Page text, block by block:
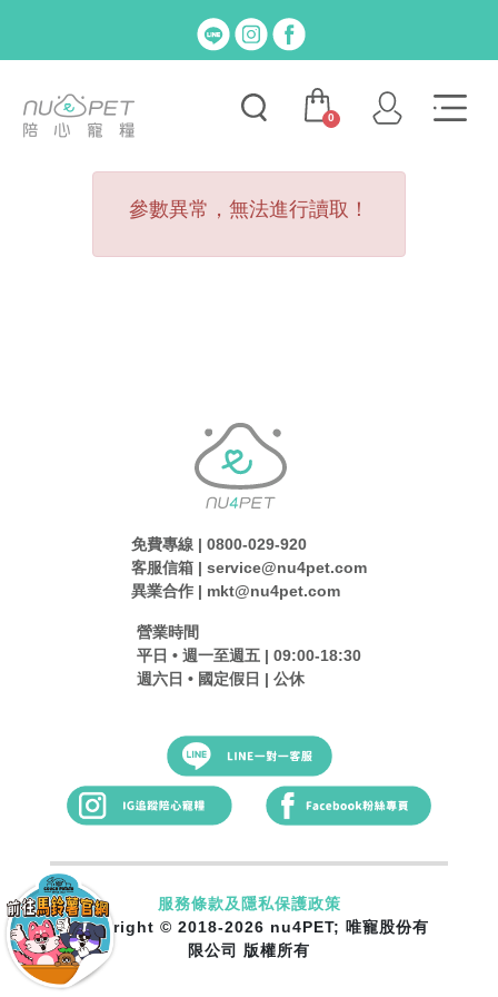
0
參數異常，無法進行讀取！
免費專線 | 0800-029-920
客服信箱 | service@nu4pet.com
異業合作 | mkt@nu4pet.com
營業時間
平日 • 週一至週五 | 09:00-18:30
週六日 • 國定假日 | 公休
服務條款及隱私保護政策
Copyright © 2018-2026 nu4PET; 唯寵股份有
限公司 版權所有